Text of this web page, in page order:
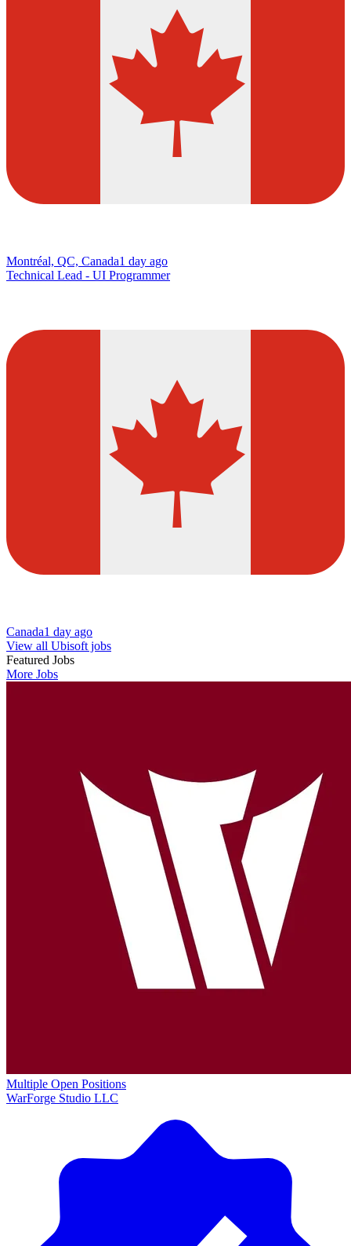
Montréal, QC, Canada1 day ago
Technical Lead - UI Programmer
Canada1 day ago
View all Ubisoft jobs
Featured Jobs
More Jobs
Multiple Open Positions
WarForge Studio LLC